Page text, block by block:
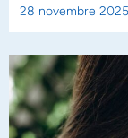
28 novembre 2025